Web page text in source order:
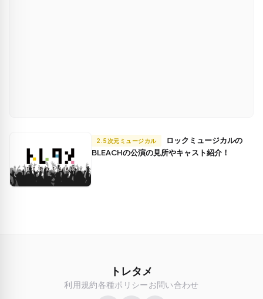
2.5次元ミュージカル
BLEACHの公演の見所やキャスト紹介！
トレタメ
利用規約各種ポリシーお問い合わせ